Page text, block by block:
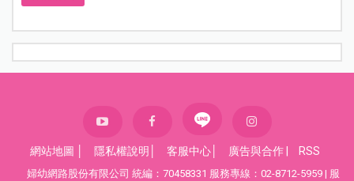
網站地圖 隱私權說明 客服中心 廣告與合作 RSS
婦幼網路股份有限公司 統編：70458331 服務專線：02-8712-5959 | 服